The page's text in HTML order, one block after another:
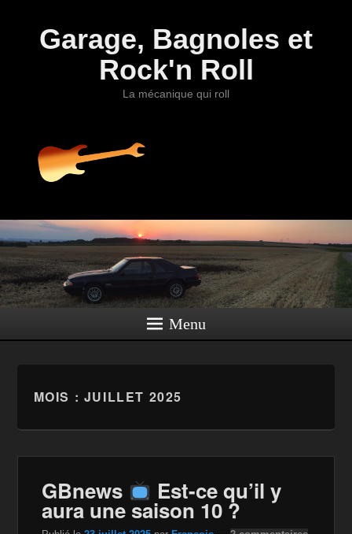
Garage, Bagnoles et
Rock'n Roll
La mécanique qui roll
Menu
MOIS : JUILLET 2025
GBnews Est-ce qu’il y
aura une saison 10 ?